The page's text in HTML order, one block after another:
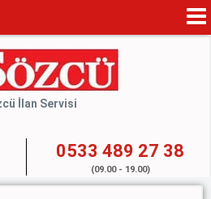
İlan Servisi
0533 489 27 38
(09.00 - 19.00)